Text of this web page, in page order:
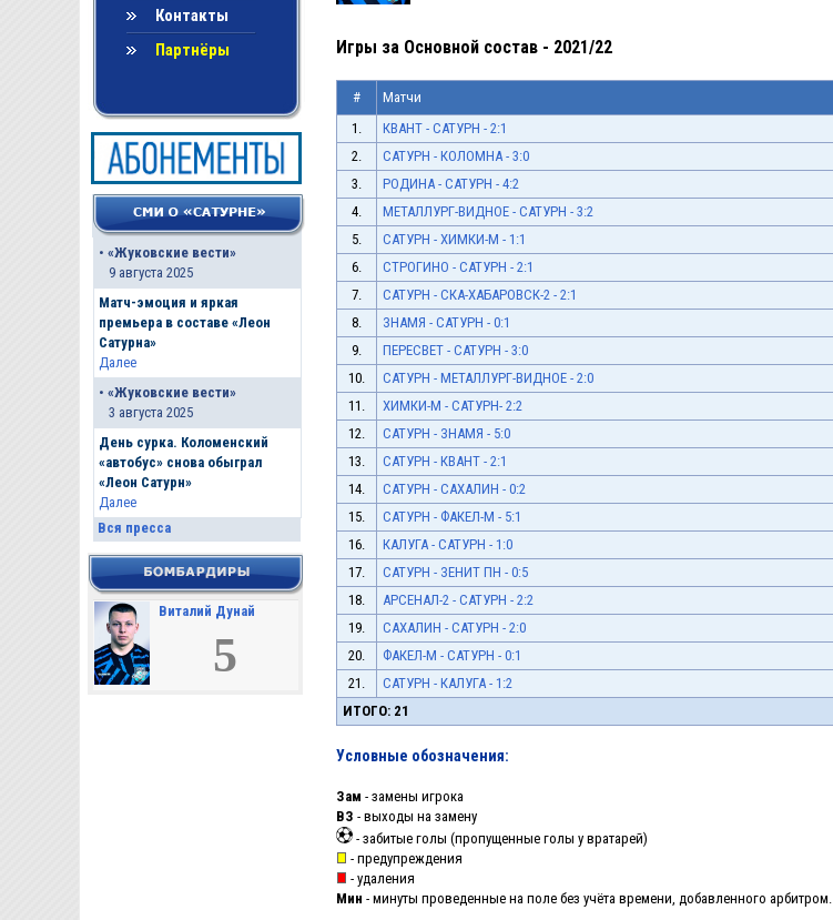
Контакты
Партнёры
• «Жуковские вести»
9 августа 2025
Матч-эмоция и яркая
премьера в составе «Леон
Сатурна»
Далее
• «Жуковские вести»
3 августа 2025
День сурка. Коломенский
«автобус» снова обыграл
«Леон Сатурн»
Далее
Вся пресса
Виталий Дунай
5
Игры за Основной состав - 2021/22
# Матчи
1.
КВАНТ - САТУРН - 2:1
2.
САТУРН - КОЛОМНА - 3:0
3.
РОДИНА - САТУРН - 4:2
4.
МЕТАЛЛУРГ-ВИДНОЕ - САТУРН - 3:2
5.
САТУРН - ХИМКИ-М - 1:1
6.
СТРОГИНО - САТУРН - 2:1
7.
САТУРН - СКА-ХАБАРОВСК-2 - 2:1
8.
ЗНАМЯ - САТУРН - 0:1
9.
ПЕРЕСВЕТ - САТУРН - 3:0
10.
САТУРН - МЕТАЛЛУРГ-ВИДНОЕ - 2:0
11.
ХИМКИ-М - САТУРН- 2:2
12.
САТУРН - ЗНАМЯ - 5:0
13.
САТУРН - КВАНТ - 2:1
14.
САТУРН - САХАЛИН - 0:2
15.
САТУРН - ФАКЕЛ-М - 5:1
16.
КАЛУГА - САТУРН - 1:0
17.
САТУРН - ЗЕНИТ ПН - 0:5
18.
АРСЕНАЛ-2 - САТУРН - 2:2
19.
САХАЛИН - САТУРН - 2:0
20.
ФАКЕЛ-М - САТУРН - 0:1
21.
САТУРН - КАЛУГА - 1:2
ИТОГО: 21
Условные обозначения:
Зам - замены игрока
ВЗ - выходы на замену
- забитые голы (пропущенные голы у вратарей)
- предупреждения
- удаления
Мин - минуты проведенные на поле без учёта времени, добавленного арбитром.